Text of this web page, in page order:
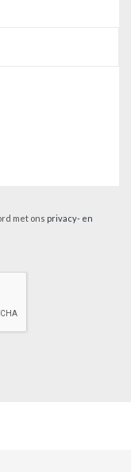
met ons privacy- en